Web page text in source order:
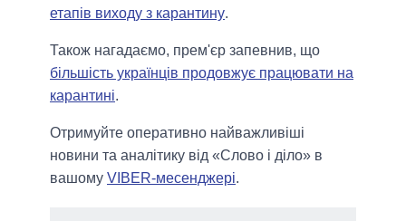
етапів виходу з карантину.
Також нагадаємо, прем'єр запевнив, що
більшість українців продовжує працювати на
карантині.
Отримуйте оперативно найважливіші
новини та аналітику від «Слово і діло» в
вашому VIBER-месенджері.